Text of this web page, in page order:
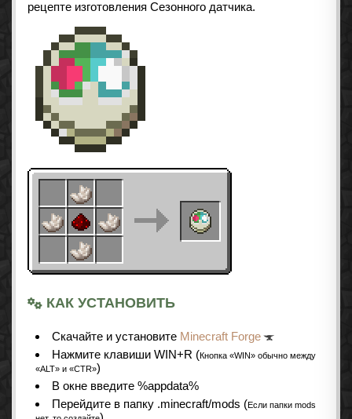
рецепте изготовления Сезонного датчика.
КАК УСТАНОВИТЬ
Cкачайте и установите Minecraft Forge
Нажмите клавиши WIN+R (Кнопка «WIN» обычно между
«ALT» и «CTR»)
В окне введите %appdata%
Перейдите в папку .minecraft/mods (Если папки mods